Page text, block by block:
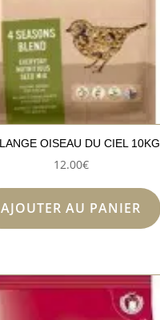
OISEAU DU CIEL 10KG
12.00€
AJOUTER AU PANIER